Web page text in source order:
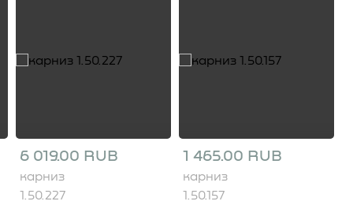
6 019.00 RUB
карниз
1.50.227
1 465.00 RUB
карниз
1.50.157